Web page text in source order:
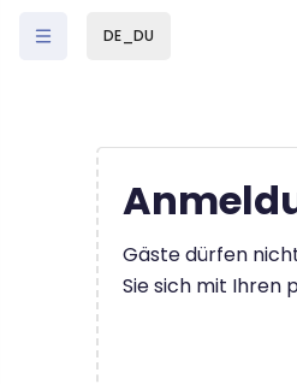
DE_DU
Gäste dürfen
Sie sich mit Ihren